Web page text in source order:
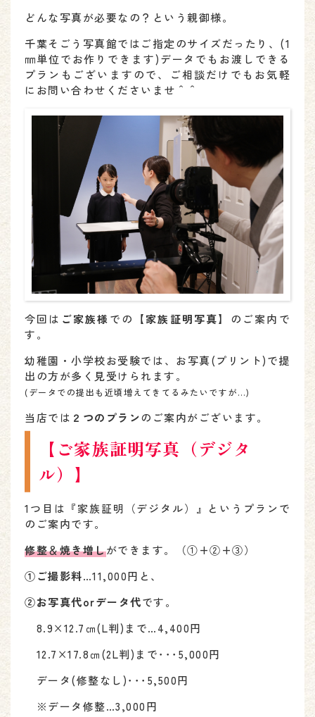
どんな写真が必要なの？という親御様。
千葉そごう写真館ではご指定のサイズだったり、(1
㎜単位でお作りできます)データでもお渡しできる
プランもございますので、ご相談だけでもお気軽
にお問い合わせくださいませ＾＾
今回は ご家族様での 【家族証明写真】 のご案内で
す。
幼稚園・小学校お受験では、お写真(プリント)で提
出の方が多く見受けられます。
(データでの提出も近頃増えてきてるみたいですが…)
当店では ２つのプランのご案内がございます。
【ご家族証明写真（デジタ
ル）】
1つ目は『家族証明（デジタル）』というプランで
のご案内です。
修整＆焼き増しができます。（①+②+③）
①ご撮影料…11,000円と、
②お写真代orデータ代です。
8.9×12.7㎝(L判)まで…4,400円
12.7×17.8㎝(2L判)まで･･･5,000円
データ(修整なし)･･･5,500円
※データ修整…3,000円